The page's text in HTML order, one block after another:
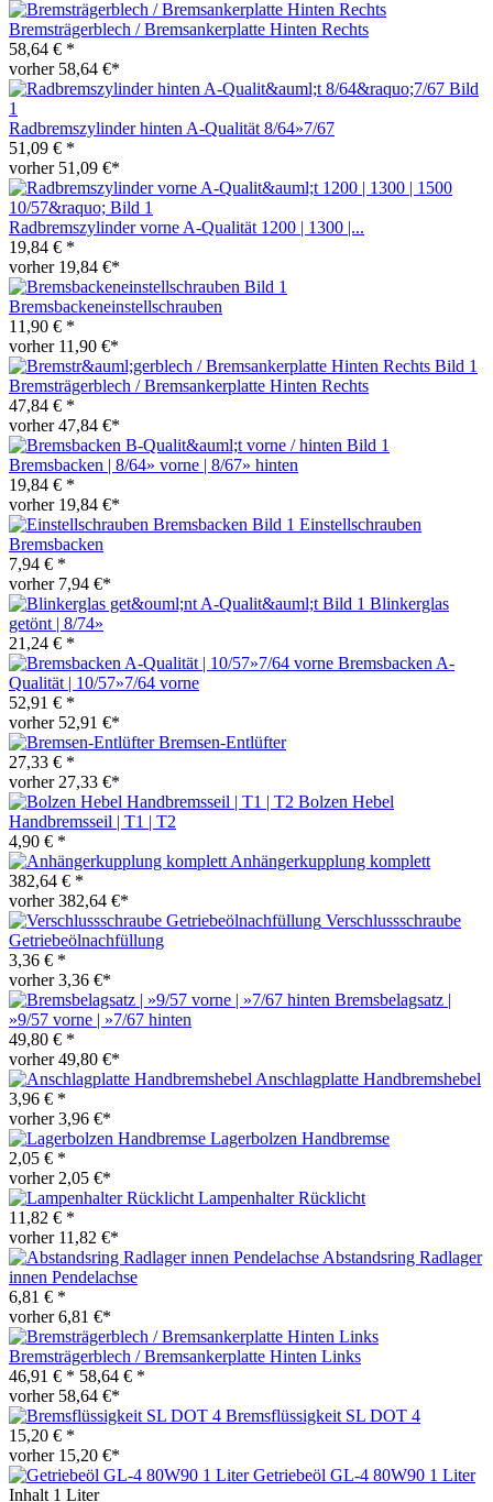
Bremsträgerblech / Bremsankerplatte Hinten Rechts
58,64 € *
vorher 58,64 €*
Radbremszylinder hinten A-Qualität 8/64»7/67
51,09 € *
vorher 51,09 €*
Radbremszylinder vorne A-Qualität 1200 | 1300 |...
19,84 € *
vorher 19,84 €*
Bremsbackeneinstellschrauben
11,90 € *
vorher 11,90 €*
Bremsträgerblech / Bremsankerplatte Hinten Rechts
47,84 € *
vorher 47,84 €*
Bremsbacken | 8/64» vorne | 8/67» hinten
19,84 € *
vorher 19,84 €*
Einstellschrauben
Bremsbacken
7,94 € *
vorher 7,94 €*
Blinkerglas
getönt | 8/74»
21,24 € *
Bremsbacken A-
Qualität | 10/57»7/64 vorne
52,91 € *
vorher 52,91 €*
Bremsen-Entlüfter
27,33 € *
vorher 27,33 €*
Bolzen Hebel
Handbremsseil | T1 | T2
4,90 € *
Anhängerkupplung komplett
382,64 € *
vorher 382,64 €*
Verschlussschraube
Getriebeölnachfüllung
3,36 € *
vorher 3,36 €*
Bremsbelagsatz |
»9/57 vorne | »7/67 hinten
49,80 € *
vorher 49,80 €*
Anschlagplatte Handbremshebel
3,96 € *
vorher 3,96 €*
Lagerbolzen Handbremse
2,05 € *
vorher 2,05 €*
Lampenhalter Rücklicht
11,82 € *
vorher 11,82 €*
Abstandsring Radlager
innen Pendelachse
6,81 € *
vorher 6,81 €*
Bremsträgerblech / Bremsankerplatte Hinten Links
46,91 € * 58,64 € *
vorher 58,64 €*
Bremsflüssigkeit SL DOT 4
15,20 € *
vorher 15,20 €*
Getriebeöl GL-4 80W90 1 Liter
Inhalt 1 Liter